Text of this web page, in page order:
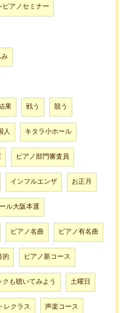
アノセミナー
果 戦う 競う
人 キタラ小ホール
ピアノ部門審査員
インフルエンザ お正月
ル大阪本選
ピアノ名曲 ピアノ有名曲
的 ピアノ新コース
クも聴いてみよう 土曜日
レクラス 声楽コース